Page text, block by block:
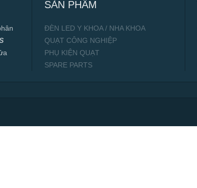
SẢN PHẨM
ĐÈN LED Y KHOA / NHA KHOA
QUẠT CÔNG NGHIỆP
PHỤ KIỆN QUẠT
SPARE PARTS